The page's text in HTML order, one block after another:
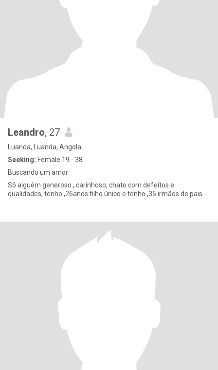
Leandro, 27
Luanda, Luanda, Angola
Seeking: Female 19 - 38
Buscando um amor
Só alguém generoso , carinhoso, chato com defeitos e
qualidades, tenho ,26anos filho único e tenho ,35 irmãos de pais .